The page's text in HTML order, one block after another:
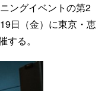
ングイベントの第2
日（金）に東京・恵
る。